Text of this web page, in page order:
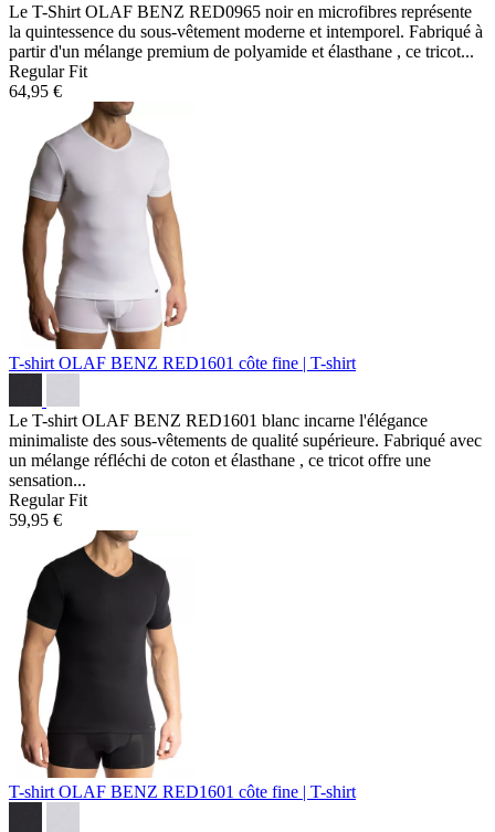
Le T-Shirt OLAF BENZ RED0965 noir en microfibres représente
la quintessence du sous-vêtement moderne et intemporel. Fabriqué à
partir d'un mélange premium de polyamide et élasthane , ce tricot...
Regular Fit
64,95 €
T-shirt OLAF BENZ RED1601 côte fine | T-shirt
Le T-shirt OLAF BENZ RED1601 blanc incarne l'élégance
minimaliste des sous-vêtements de qualité supérieure. Fabriqué avec
un mélange réfléchi de coton et élasthane , ce tricot offre une
sensation...
Regular Fit
59,95 €
T-shirt OLAF BENZ RED1601 côte fine | T-shirt